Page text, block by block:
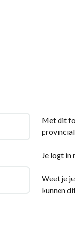
Met dit
Je logt in
Weet je
kunnen